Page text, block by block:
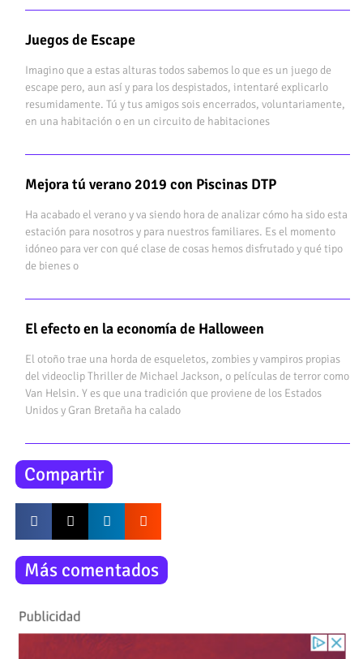
Juegos de Escape
Imagino que a estas alturas todos sabemos lo que es un juego de
escape pero, aun así y para los despistados, intentaré explicarlo
resumidamente. Tú y tus amigos sois encerrados, voluntariamente,
en una habitación o en un circuito de habitaciones
Mejora tú verano 2019 con Piscinas DTP
Ha acabado el verano y va siendo hora de analizar cómo ha sido esta
estación para nosotros y para nuestros familiares. Es el momento
idóneo para ver con qué clase de cosas hemos disfrutado y qué tipo
de bienes o
El efecto en la economía de Halloween
El otoño trae una horda de esqueletos, zombies y vampiros propias
del videoclip Thriller de Michael Jackson, o películas de terror como
Van Helsin. Y es que una tradición que proviene de los Estados
Unidos y Gran Bretaña ha calado
Compartir
Más comentados